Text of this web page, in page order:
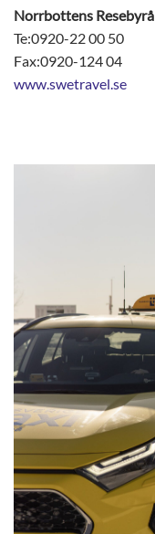
Norrbottens Resebyrå
Te:0920-22 00 50
Fax:0920-124 04
www.swetravel.se